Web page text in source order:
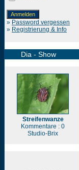
» Password vergessen
» Registrierung & Info
Dia - Show
Streifenwanze
Kommentare : 0
Studio-Brix